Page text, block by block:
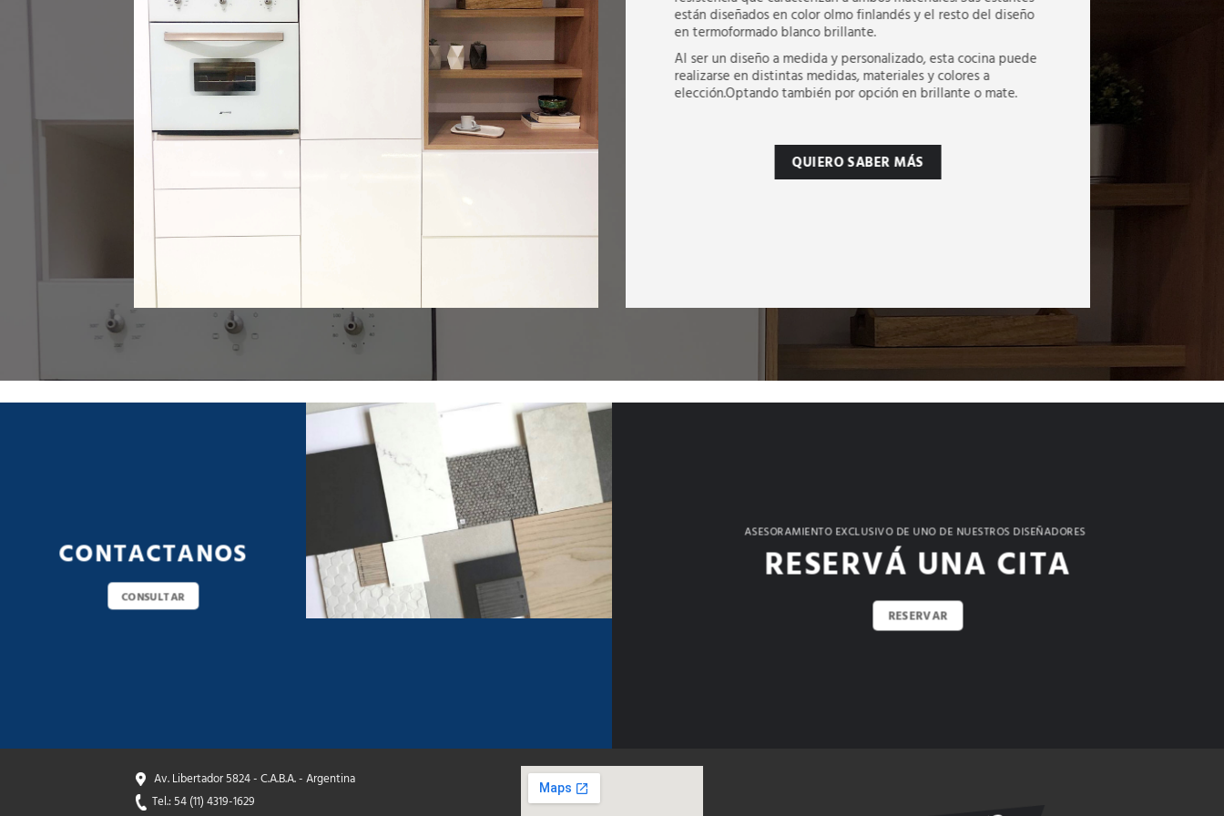
están diseñados en color olmo finlandés y el resto del diseño
en termoformado blanco brillante.
Al ser un diseño a medida y personalizado, esta cocina puede
realizarse en distintas medidas, materiales y colores a
elección.Optando también por opción en brillante o mate.
QUIERO SABER MÁS
CONTACTANOS
CONSULTAR
ASESORAMIENTO EXCLUSIVO DE UNO DE NUESTROS DISEÑADORES
RESERVÁ UNA CITA
RESERVAR
Av. Libertador 5824 - C.A.B.A. - Argentina
Tel.: 54 (11) 4319-1629